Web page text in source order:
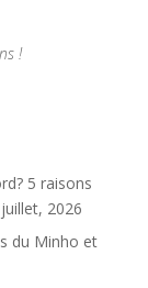
!
5 raisons
2026
du Minho et